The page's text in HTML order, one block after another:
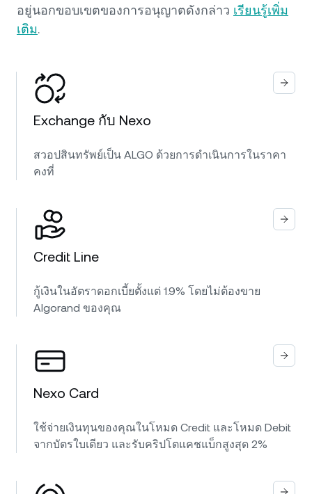
อยู่นอกขอบเขตของการอนุญาตดังกล่าว เรียนรู้เพิ่ม
เติม.
Exchange กับ Nexo
สวอปสินทรัพย์เป็น ALGO ด้วยการดำเนินการในราคา
คงที่
Credit Line
กู้เงินในอัตราดอกเบี้ยตั้งแต่ 1.9% โดยไม่ต้องขาย
Algorand ของคุณ
Nexo Card
ใช้จ่ายเงินทุนของคุณในโหมด Credit และโหมด Debit
จากบัตรใบเดียว และรับคริปโตแคชแบ็กสูงสุด 2%